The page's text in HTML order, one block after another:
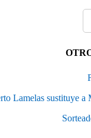
Lamelas sustituye a